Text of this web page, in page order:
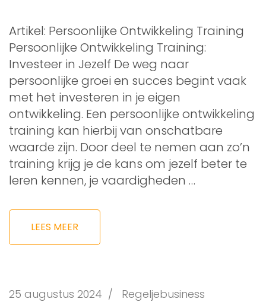
Artikel: Persoonlijke Ontwikkeling Training
Persoonlijke Ontwikkeling Training:
Investeer in Jezelf De weg naar
persoonlijke groei en succes begint vaak
met het investeren in je eigen
ontwikkeling. Een persoonlijke ontwikkeling
training kan hierbij van onschatbare
waarde zijn. Door deel te nemen aan zo’n
training krijg je de kans om jezelf beter te
leren kennen, je vaardigheden …
LEES MEER
25 augustus 2024 / Regeljebusiness